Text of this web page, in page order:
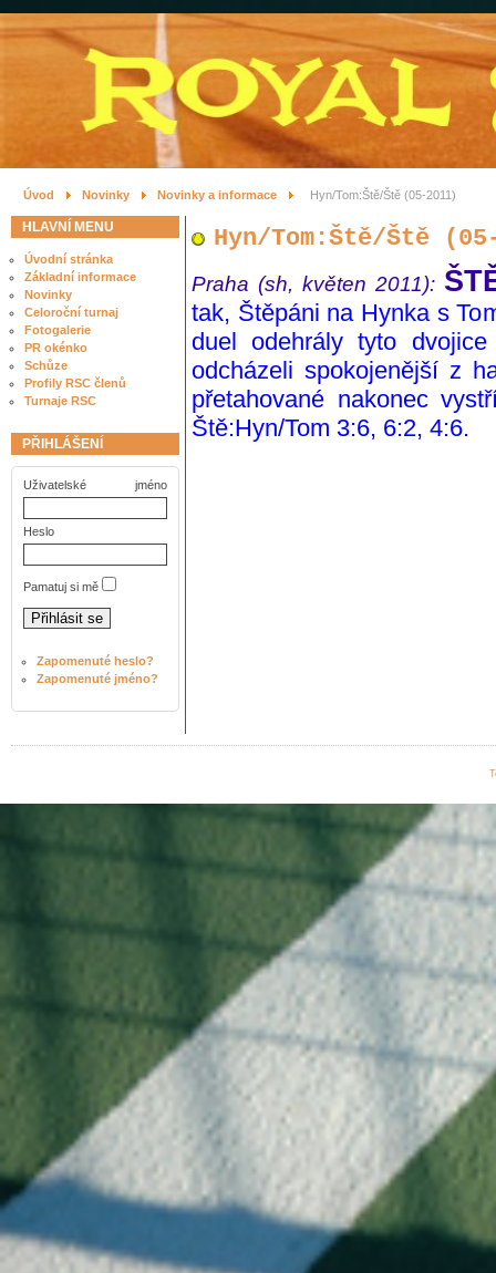
Úvod Novinky Novinky a informace Hyn/Tom:Ště/Ště (05-2011)
HLAVNÍ MENU
Úvodní stránka
Základní informace
Novinky
Celoroční turnaj
Fotogalerie
PR okénko
Schůze
Profily RSC členů
Turnaje RSC
PŘIHLÁŠENÍ
Uživatelské jméno
Heslo
Pamatuj si mě
Zapomenuté heslo?
Zapomenuté jméno?
Hyn/Tom:Ště/Ště
Praha (sh, květen 2011):
tak, Štěpáni na Hynka s
duel odehrály tyto
odcházeli spokojenější z
přetahované nakonec
Ště:Hyn/Tom 3:6, 6:2, 4:6.